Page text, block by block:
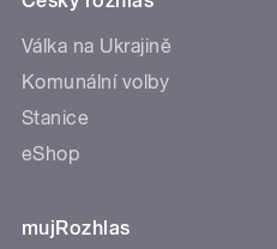
Válka na Ukrajině
Komunální volby
Stanice
eShop
mujRozhlas